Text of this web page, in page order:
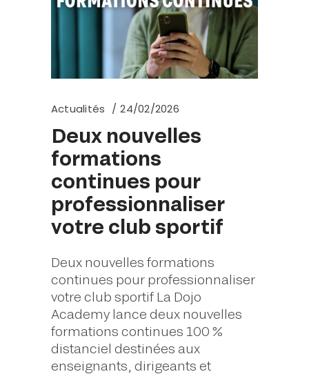
Actualités 24/02/2026
Deux nouvelles
formations
continues pour
professionnaliser
votre club sportif
Deux nouvelles formations
continues pour professionnaliser
votre club sportif La Dojo
Academy lance deux nouvelles
formations continues 100 %
distanciel destinées aux
enseignants, dirigeants et